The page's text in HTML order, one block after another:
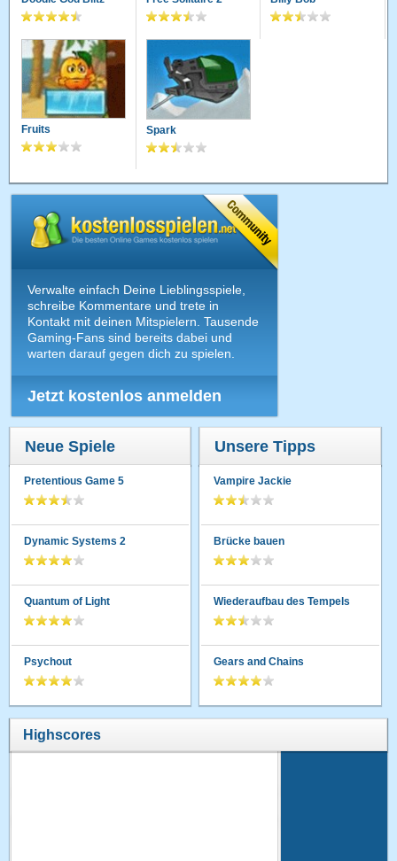
Fruits Spark
Verwalte einfach Deine Lieblingsspiele,
schreibe Kommentare und trete in
Kontakt mit deinen Mitspielern. Tausende
Gaming-Fans sind bereits dabei und
warten darauf gegen dich zu spielen.
Jetzt kostenlos anmelden
Neue Spiele
Pretentious Game 5
Dynamic Systems 2
Quantum of Light
Psychout
Unsere Tipps
Vampire Jackie
Brücke bauen
Wiederaufbau des Tempels
Gears and Chains
Highscores